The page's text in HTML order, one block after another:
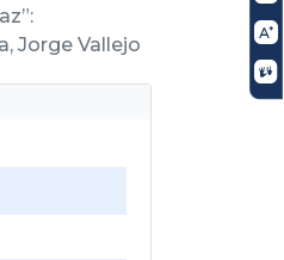
Jorge Vallejo